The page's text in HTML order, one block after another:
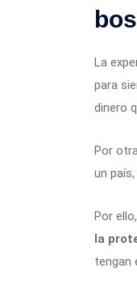
La
para
dinero
Por
un
Por
la
tengan